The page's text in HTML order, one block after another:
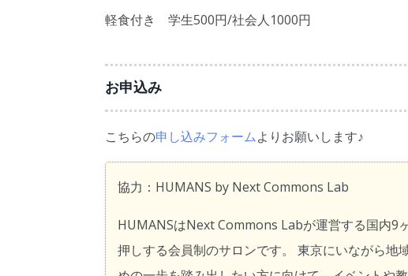
軽食付き 学生500円/社会人1000円
お申込み
こちらの申し込みフォームよりお願いします♪
協力：HUMANS by Next Commons Lab
HUMANSはNext Commons Labが運営する国内9
押しする会員制のサロンです。 東京にいながら地